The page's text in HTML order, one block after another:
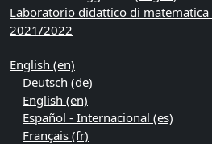
Laboratorio didattico di
2021/2022
English ‎(en)‎
Deutsch ‎(de)‎
English ‎(en)‎
Español - Internacional ‎(es)‎
Français ‎(fr)‎